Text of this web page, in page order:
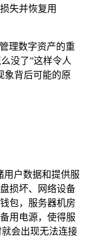
失并恢复用
理数字资产的重
没了”这样令人
象背后可能的原
户数据和提供服
损坏、网络设备
包，服务器机房
用电源，使得服
会出现无法连接